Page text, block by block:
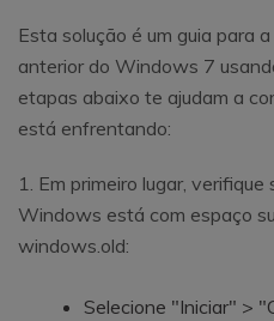
Esta solução é um guia para
anterior do Windows 7
etapas abaixo te ajudam a
está enfrentando:
1. Em primeiro lugar, verifique
Windows está com espaço
windows.old:
Selecione "Iniciar" >